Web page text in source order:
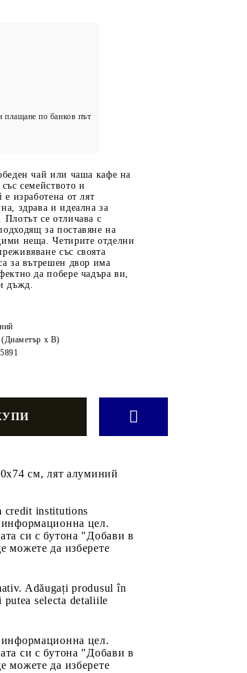
плащане по банков път
чай или чаша кафе на
семейството и
изработена от лят
здрава и идеална за
Плотът се отличава с
за поставяне на
неща. Четирите отделни
със своята
за вътрешен двор има
да побере чадъра ви,
дъжд.
x В)
см, лят алуминий
credit institutions
информационна цел.
си с бутона "Добави в
можете да изберете
Adăugați produsul în
selecta detaliile
информационна цел.
си с бутона "Добави в
можете да изберете